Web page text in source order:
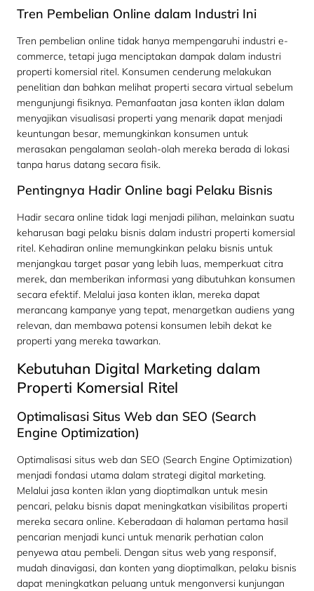
Tren Pembelian Online dalam Industri Ini
Tren pembelian online tidak hanya mempengaruhi industri e-
commerce, tetapi juga menciptakan dampak dalam industri
properti komersial ritel. Konsumen cenderung melakukan
penelitian dan bahkan melihat properti secara virtual sebelum
mengunjungi fisiknya. Pemanfaatan jasa konten iklan dalam
menyajikan visualisasi properti yang menarik dapat menjadi
keuntungan besar, memungkinkan konsumen untuk
merasakan pengalaman seolah-olah mereka berada di lokasi
tanpa harus datang secara fisik.
Pentingnya Hadir Online bagi Pelaku Bisnis
Hadir secara online tidak lagi menjadi pilihan, melainkan suatu
keharusan bagi pelaku bisnis dalam industri properti komersial
ritel. Kehadiran online memungkinkan pelaku bisnis untuk
menjangkau target pasar yang lebih luas, memperkuat citra
merek, dan memberikan informasi yang dibutuhkan konsumen
secara efektif. Melalui jasa konten iklan, mereka dapat
merancang kampanye yang tepat, menargetkan audiens yang
relevan, dan membawa potensi konsumen lebih dekat ke
properti yang mereka tawarkan.
Kebutuhan Digital Marketing dalam
Properti Komersial Ritel
Optimalisasi Situs Web dan SEO (Search
Engine Optimization)
Optimalisasi situs web dan SEO (Search Engine Optimization)
menjadi fondasi utama dalam strategi digital marketing.
Melalui jasa konten iklan yang dioptimalkan untuk mesin
pencari, pelaku bisnis dapat meningkatkan visibilitas properti
mereka secara online. Keberadaan di halaman pertama hasil
pencarian menjadi kunci untuk menarik perhatian calon
penyewa atau pembeli. Dengan situs web yang responsif,
mudah dinavigasi, dan konten yang dioptimalkan, pelaku bisnis
dapat meningkatkan peluang untuk mengonversi kunjungan